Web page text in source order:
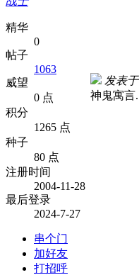
精华
0
帖子
1063
威望
0 点
积分
1265 点
种子
80 点
注册时间
2004-11-28
最后登录
2024-7-27
串个门
加好友
打招呼
发表
神鬼寓言